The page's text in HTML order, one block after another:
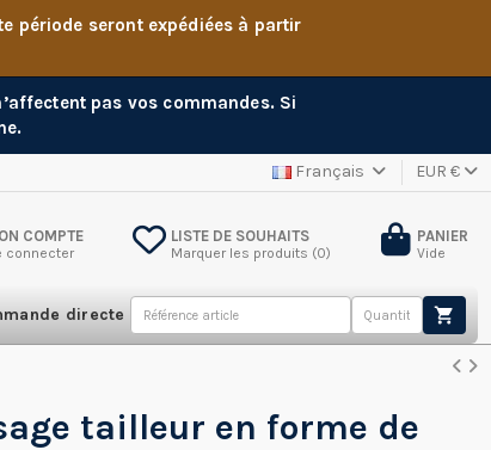
période seront expédiées à partir
pas vos commandes. Si
Français EUR €
COMPTE
connecter
LISTE DE SOUHAITS
Marquer les produits (0)
PANIER
Vide
directe
tailleur en forme de